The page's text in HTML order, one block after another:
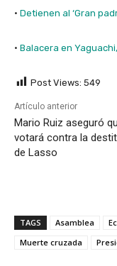
· Detienen al ‘Gran
· Balacera en
Post Views: 549
Artículo anterior
Mario Ruiz aseguró
votará contra la
de Lasso
TAGS Asamblea
Muerte cruzada